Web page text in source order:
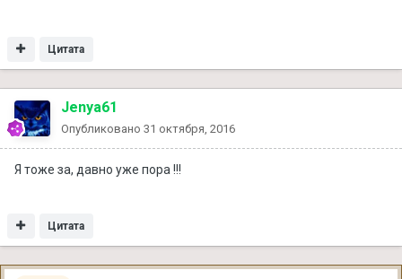
Цитата
Jenya61
Опубликовано 31 октября, 2016
Я тоже за, давно уже пора !!!
Цитата